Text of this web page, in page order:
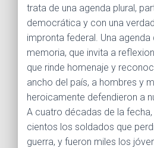
trata de una agenda plural,
democrática y con una
impronta federal. Una agenda
memoria, que invita a
que rinde homenaje y
ancho del país, a hombres y
heroicamente defendieron a
A cuatro décadas de la
cientos los soldados que
guerra, y fueron miles los